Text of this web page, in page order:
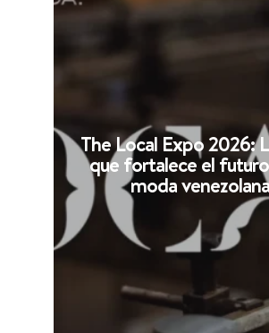
The Local Expo 2026:
que fortalece el
moda venezolana